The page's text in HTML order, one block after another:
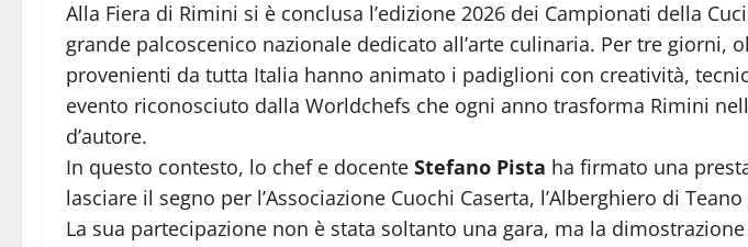
Alla Fiera di Rimini si è conclusa l’edizione 2026 dei Campionati della
grande palcoscenico nazionale dedicato all’arte culinaria. Per tre giorni,
provenienti da tutta Italia hanno animato i padiglioni con creatività,
evento riconosciuto dalla Worldchefs che ogni anno trasforma Rimini
d’autore.
In questo contesto, lo chef e docente Stefano Pista ha firmato una
lasciare il segno per l’Associazione Cuochi Caserta, l’Alberghiero di
La sua partecipazione non è stata soltanto una gara, ma la